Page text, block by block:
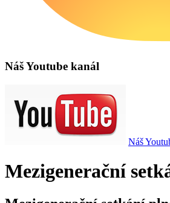
Náš Youtube kanál
Náš
Mezigenerační